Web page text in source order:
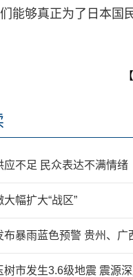
能够真正为了日本国
应不足 民众表达不满情绪
幅扩大“战区”
布暴雨蓝色预警 贵州、广
树市发生3.6级地震 震源